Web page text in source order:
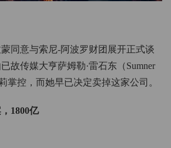
同意与索尼-阿波罗财团展开正式谈
故传媒大亨萨姆勒·雷石东（Sumner
掌控，而她早已决定卖掉这家公司。
1800亿